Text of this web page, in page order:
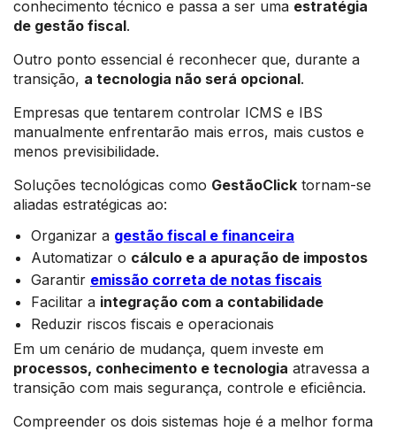
conhecimento técnico e passa a ser uma estratégia
de gestão fiscal.
Outro ponto essencial é reconhecer que, durante a
transição, a tecnologia não será opcional.
Empresas que tentarem controlar ICMS e IBS
manualmente enfrentarão mais erros, mais custos e
menos previsibilidade.
Soluções tecnológicas como GestãoClick tornam-se
aliadas estratégicas ao:
Organizar a gestão fiscal e financeira
Automatizar o cálculo e a apuração de impostos
Garantir emissão correta de notas fiscais
Facilitar a integração com a contabilidade
Reduzir riscos fiscais e operacionais
Em um cenário de mudança, quem investe em
processos, conhecimento e tecnologia atravessa a
transição com mais segurança, controle e eficiência.
Compreender os dois sistemas hoje é a melhor forma